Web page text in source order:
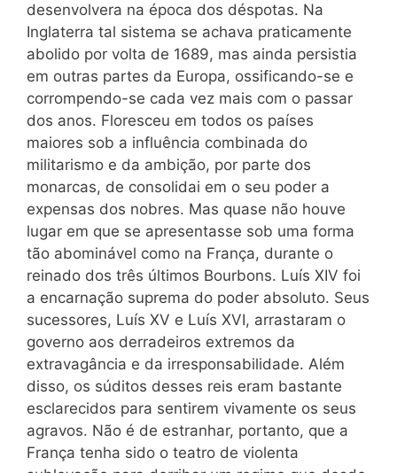
desenvolvera na época dos déspotas. Na
Inglaterra tal sistema se achava praticamente
abolido por volta de 1689, mas ainda persistia
em outras partes da Europa, ossificando-se e
corrompendo-se cada vez mais com o passar
dos anos. Floresceu em todos os países
maiores sob a influência combinada do
militarismo e da ambição, por parte dos
monarcas, de consolidai em o seu poder a
expensas dos nobres. Mas quase não houve
lugar em que se apresentasse sob uma forma
tão abominável como na França, durante o
reinado dos três últimos Bourbons. Luís XIV foi
a encarnação suprema do poder absoluto. Seus
sucessores, Luís XV e Luís XVI, arrastaram o
governo aos derradeiros extremos da
extravagância e da irresponsabilidade. Além
disso, os súditos desses reis eram bastante
esclarecidos para sentirem vivamente os seus
agravos. Não é de estranhar, portanto, que a
França tenha sido o teatro de violenta